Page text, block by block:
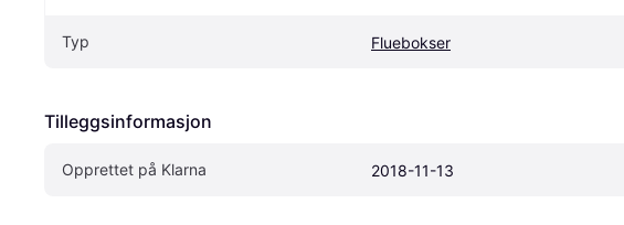
Typ Fluebokser
Tilleggsinformasjon
Opprettet på Klarna 2018-11-13